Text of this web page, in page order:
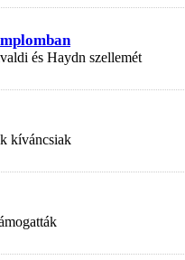
és Haydn szellemét
kíváncsiak